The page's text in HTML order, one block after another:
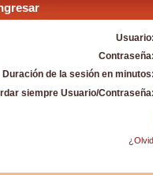
Usuario:
Contraseña:
Duración de la sesión en minutos:
siempre Usuario/Contraseña: